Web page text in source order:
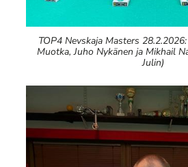
TOP4 Nevskaja Masters
Muotka, Juho Nykänen ja Mikhail
Julin)